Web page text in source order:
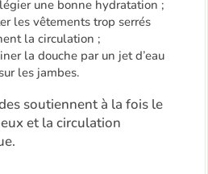
une bonne hydratation ;
les vêtements trop serrés
la circulation ;
la douche par un jet d’eau
les jambes.
soutiennent à la fois le
et la circulation